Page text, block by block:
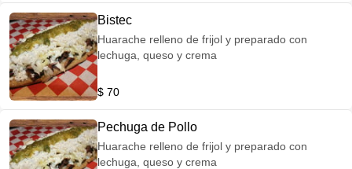
Bistec
Huarache relleno de frijol y preparado con
lechuga, queso y crema
$ 70
Pechuga de Pollo
Huarache relleno de frijol y preparado con
lechuga, queso y crema